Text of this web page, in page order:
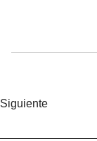
Siguiente